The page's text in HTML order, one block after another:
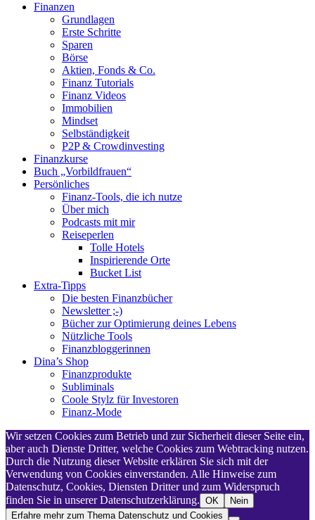
oben
Finanzen
Grundlagen
Erste Schritte
Sparen
Börse
Aktien, Fonds & Co.
Finanz Tutorials
Finanz Videos
Immobilien
Mindset
Selbständigkeit
P2P & Crowdinvesting
Finanzkurse
Buch „Vorbildfrauen“
Persönliches
Finanz-Tools, die ich nutze
Über mich
Podcasts mit mir
Reiseperlen
Tolle Hotels
Inspirierende Orte
Bucket List
Extra-Tipps
Die besten Finanzbücher
Newsletter ;-)
Bücher zur Optimierung deines Lebens
Nützliche Tools
Finanzbloggerinnen
Dina’s Shop
Finanzprodukte
Subliminals
Coole Stylz für Investoren
Finanz-Mode
Wir setzen Cookies zum Betrieb und zur Sicherheit dieser Seite ein,
aber auch Dienste Dritter, welche Cookies zum Webtracking nutzen.
Durch die Nutzung dieser Website erklären Sie sich mit der
Verwendung von Cookies einverstanden. Alle Hinweise zum
Datenschutz, Cookies, Diensten Dritter und zum Widerspruch
finden Sie in unserer Datenschutzerklärung. OK
Nein
Erfahre mehr zum Thema Datenschutz und Cookies